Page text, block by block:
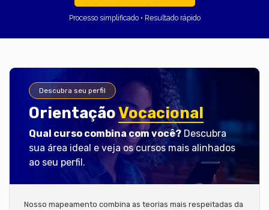
Processo simplificado • Resultado rápido
Descubra seu perfil
OrientaçãoVocacional
Qual curso combina com você? Descubra
sua área ideal e veja os cursos mais alinhados
ao seu perfil.
Nosso mapeamento combina as teorias mais respeitadas da